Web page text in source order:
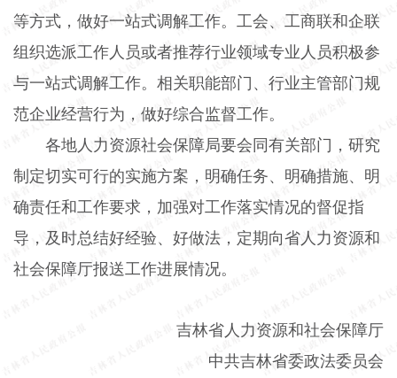
等方式，做好一站式调解工作。工会、工商联和企联
组织选派工作人员或者推荐行业领域专业人员积极参
与一站式调解工作。相关职能部门、行业主管部门规
范企业经营行为，做好综合监督工作。
各地人力资源社会保障局要会同有关部门，研究
制定切实可行的实施方案，明确任务、明确措施、明
确责任和工作要求，加强对工作落实情况的督促指
导，及时总结好经验、好做法，定期向省人力资源和
社会保障厅报送工作进展情况。
吉林省人力资源和社会保障厅
中共吉林省委政法委员会